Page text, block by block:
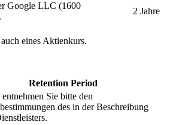
Google LLC (1600
2 Jahre
eines Aktienkurs.
Retention Period
Sie bitte den
des in der Beschreibung